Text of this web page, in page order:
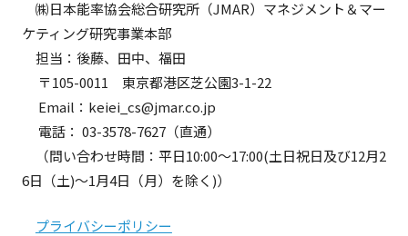
㈱日本能率協会総合研究所（JMAR）マネジメント＆マー
ケティング研究事業本部
担当：後藤、田中、福田
〒105-0011 東京都港区芝公園3-1-22
Email：keiei_cs@jmar.co.jp
電話： 03-3578-7627（直通）
（問い合わせ時間：平日10:00～17:00(土日祝日及び12月2
6日（土)～1月4日（月）を除く)）
プライバシーポリシー